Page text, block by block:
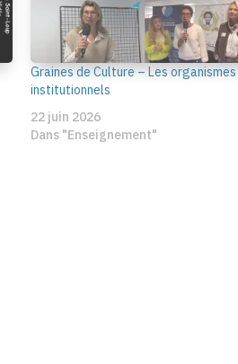
Graines de Culture – Les organismes
institutionnels
22 juin 2026
Dans "Enseignement"